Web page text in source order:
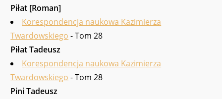
Piłat [Roman]
Korespondencja naukowa Kazimierza
Twardowskiego - Tom 28
Piłat Tadeusz
Korespondencja naukowa Kazimierza
Twardowskiego - Tom 28
Pini Tadeusz